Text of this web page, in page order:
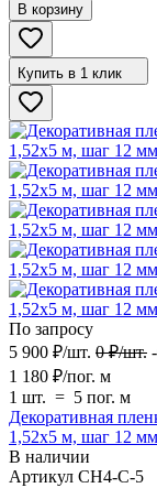
В корзину
Купить в 1 клик
По запросу
5 900 ₽/шт. 0 ₽/шт.
1 180 ₽/пог. м
1 шт. = 5 пог. м
Декоративная
1,52х5 м, шаг 12 мм
В наличии
Артикул CH4-C-5